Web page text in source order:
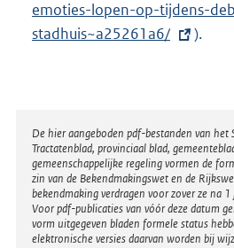
e
r
i
n
k
:
emoties-lopen-op-tijdens-
stadhuis~a25261a6/
).
Disclaimer
De hier aangeboden pdf-bestanden van het
Tractatenblad, provinciaal blad,
gemeenschappelijke regeling vormen de
zin van de Bekendmakingswet en de
bekendmaking verdragen voor zover ze na
Voor pdf-publicaties van vóór deze datum
vorm uitgegeven bladen formele status
elektronische versies daarvan worden bij